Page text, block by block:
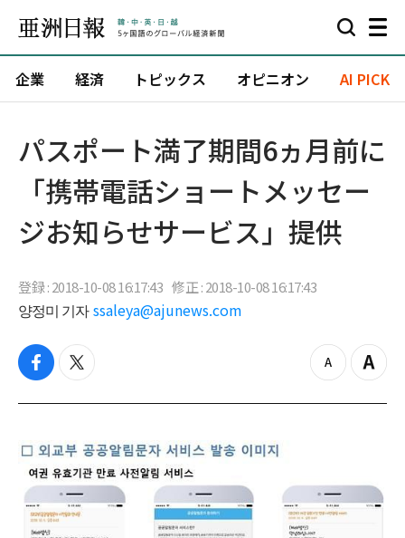
企業 経済 トピックス オピニオン AI PICK
パスポート満了期間6ヵ月前に
「携帯電話ショートメッセー
ジお知らせサービス」提供
登録 : 2018-10-08 16:17:43 修正 : 2018-10-08 16:17:43
양정미 기자 ssaleya@ajunews.com
f
c
o
o
k
t
i
e
r
z
o
Z
o